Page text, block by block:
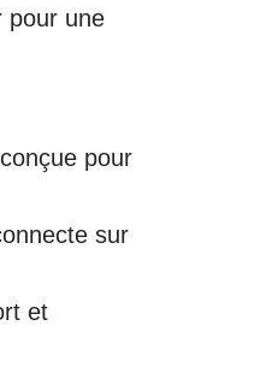
pour une
pour
sur
et